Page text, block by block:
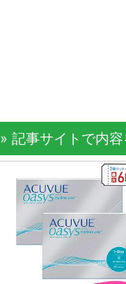
» 記事サイトで内